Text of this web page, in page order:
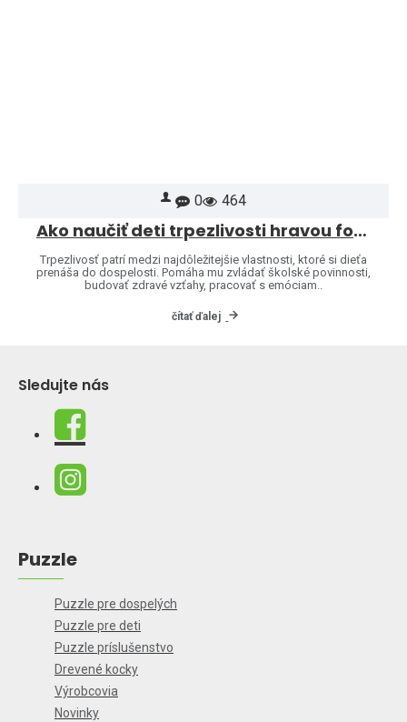
0 464
Ako naučiť deti trpezlivosti hravou formou
Trpezlivosť patrí medzi najdôležitejšie vlastnosti, ktoré si dieťa
prenáša do dospelosti. Pomáha mu zvládať školské povinnosti,
budovať zdravé vzťahy, pracovať s emóciam..
čítať ďalej
Sledujte nás
Puzzle
Puzzle pre dospelých
Puzzle pre deti
Puzzle príslušenstvo
Drevené kocky
Výrobcovia
Novinky